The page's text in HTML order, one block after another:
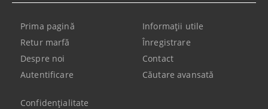
Prima pagină
Retur marfă
Despre noi
Autentificare
Informaţii utile
Înregistrare
Contact
Căutare avansată
Confidenţialitate